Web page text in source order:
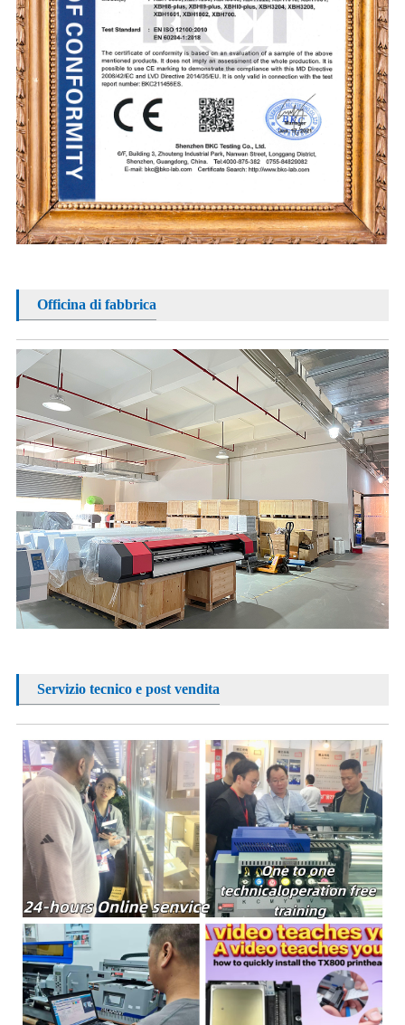
Officina di fabbrica
Servizio tecnico e post vendita